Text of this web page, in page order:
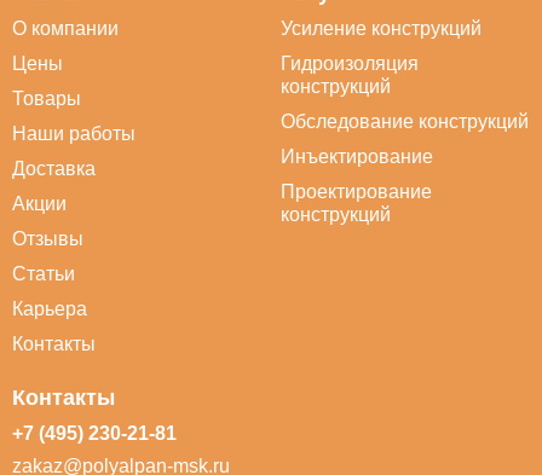
О компании
Цены
Товары
Наши работы
Доставка
Акции
Отзывы
Статьи
Карьера
Контакты
Усиление конструкций
Гидроизоляция
конструкций
Обследование конструкций
Инъектирование
Проектирование
конструкций
Контакты
+7 (495) 230-21-81
zakaz@polyalpan-msk.ru